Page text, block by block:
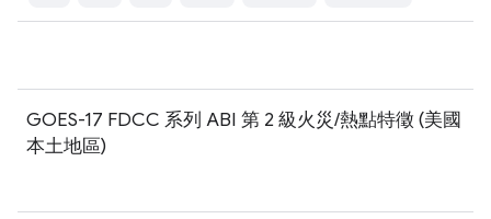
GOES-17 FDCC 系列 ABI 第 2 級火災/熱點特徵 (美國
本土地區)